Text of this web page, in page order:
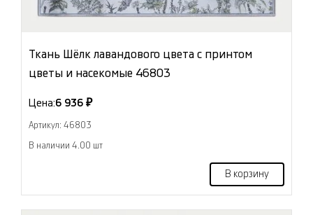
Ткань Шёлк лавандового цвета с принтом
цветы и насекомые 46803
Цена:6 936 ₽
Артикул: 46803
В наличии 4.00 шт
В корзину